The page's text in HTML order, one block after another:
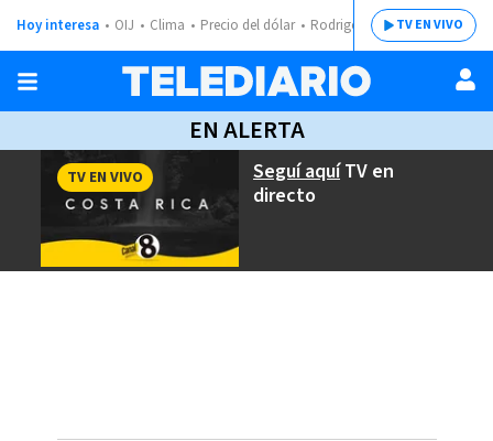
Hoy interesa OIJ Clima Precio del dólar Rodrigo ChavesTV EN VIVO
EN ALERTA
Seguí aquíTV en
directo
TV EN VIVO